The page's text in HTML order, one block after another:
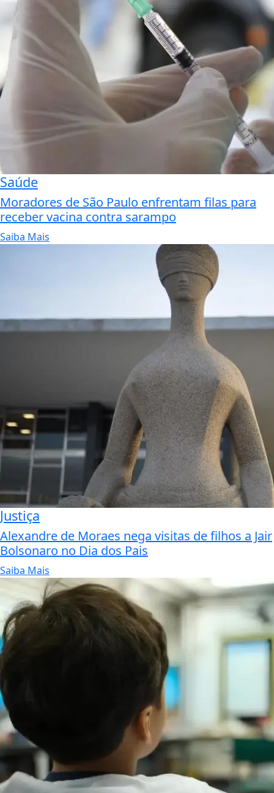
Saúde
Moradores de São Paulo enfrentam filas para
receber vacina contra sarampo
Saiba Mais
Justiça
Alexandre de Moraes nega visitas de filhos a Jair
Bolsonaro no Dia dos Pais
Saiba Mais